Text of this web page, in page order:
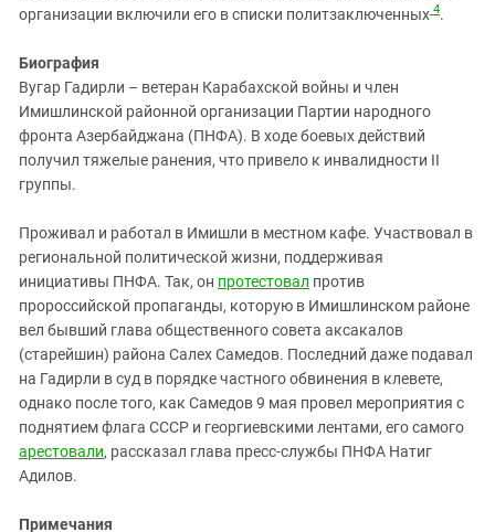
организации включили его в списки политзаключенных 4.
Биография
Вугар Гадирли – ветеран Карабахской войны и член
Имишлинской районной организации Партии народного
фронта Азербайджана (ПНФА). В ходе боевых действий
получил тяжелые ранения, что привело к инвалидности II
группы.
Проживал и работал в Имишли в местном кафе. Участвовал в
региональной политической жизни, поддерживая
инициативы ПНФА. Так, он протестовал против
пророссийской пропаганды, которую в Имишлинском районе
вел бывший глава общественного совета аксакалов
(старейшин) района Салех Самедов. Последний даже подавал
на Гадирли в суд в порядке частного обвинения в клевете,
однако после того, как Самедов 9 мая провел мероприятия с
поднятием флага СССР и георгиевскими лентами, его самого
арестовали, рассказал глава пресс-службы ПНФА Натиг
Адилов.
Примечания